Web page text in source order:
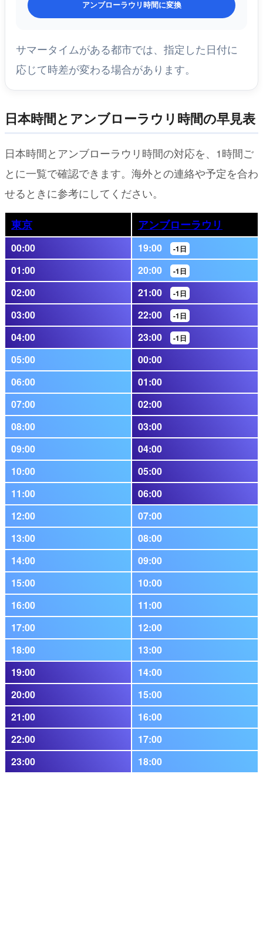
アンブローラウリ時間に変換
サマータイムがある都市では、指定した日付に
応じて時差が変わる場合があります。
日本時間とアンブローラウリ時間の早見表
日本時間とアンブローラウリ時間の対応を、1時間ご
とに一覧で確認できます。海外との連絡や予定を合わ
せるときに参考にしてください。
東京 アンブローラウリ
00:00 19:00 -1日
01:00 20:00 -1日
02:00 21:00 -1日
03:00 22:00 -1日
04:00 23:00 -1日
05:00
00:00
06:00
01:00
07:00
02:00
08:00
03:00
09:00
04:00
10:00
05:00
11:00
06:00
12:00
07:00
13:00
08:00
14:00
09:00
15:00
10:00
16:00
11:00
17:00
12:00
18:00
13:00
19:00
14:00
20:00
15:00
21:00
16:00
22:00
17:00
23:00
18:00